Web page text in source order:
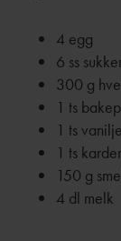
4 egg
6 ss
300 g
1 ts
1 ts
1 ts
150 g
4 dl melk